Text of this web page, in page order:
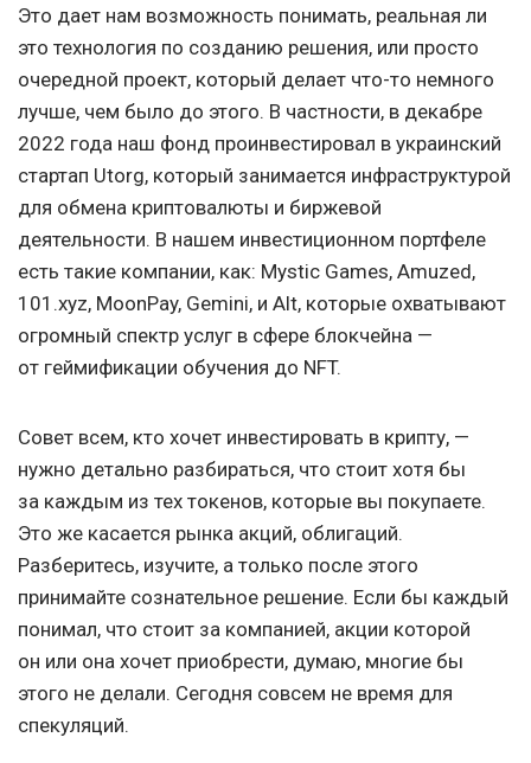
Это дает нам возможность понимать, реальная ли
это технология по созданию решения, или просто
очередной проект, который делает что-то немного
лучше, чем было до этого. В частности, в декабре
2022 года наш фонд проинвестировал в украинский
стартап Utorg, который занимается инфраструктурой
для обмена криптовалюты и биржевой
деятельности. В нашем инвестиционном портфеле
есть такие компании, как: Mystic Games, Amuzed,
101.xyz, MoonPay, Gemini, и Alt, которые охватывают
огромный спектр услуг в сфере блокчейна —
от геймификации обучения до NFT.
Совет всем, кто хочет инвестировать в крипту, —
нужно детально разбираться, что стоит хотя бы
за каждым из тех токенов, которые вы покупаете.
Это же касается рынка акций, облигаций.
Разберитесь, изучите, а только после этого
принимайте сознательное решение. Если бы каждый
понимал, что стоит за компанией, акции которой
он или она хочет приобрести, думаю, многие бы
этого не делали. Сегодня совсем не время для
спекуляций.